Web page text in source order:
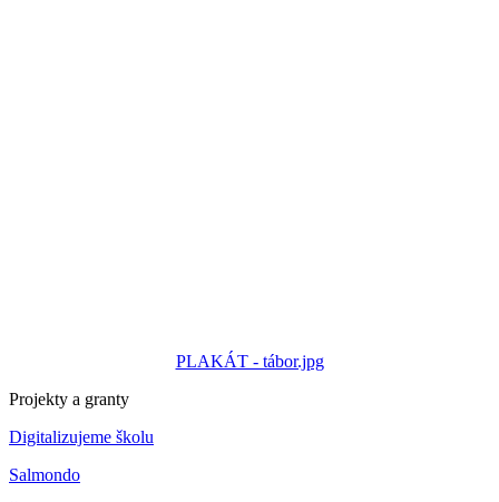
PLAKÁT - tábor.jpg
Projekty a granty
Digitalizujeme školu
Salmondo